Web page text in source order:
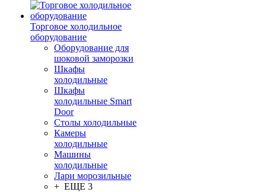
Торговое холодильное
оборудование
Оборудование для
шоковой заморозки
Шкафы
холодильные
Шкафы
холодильные Smart
Door
Столы холодильные
Камеры
холодильные
Машины
холодильные
Лари морозильные
+ ЕЩЕ 3